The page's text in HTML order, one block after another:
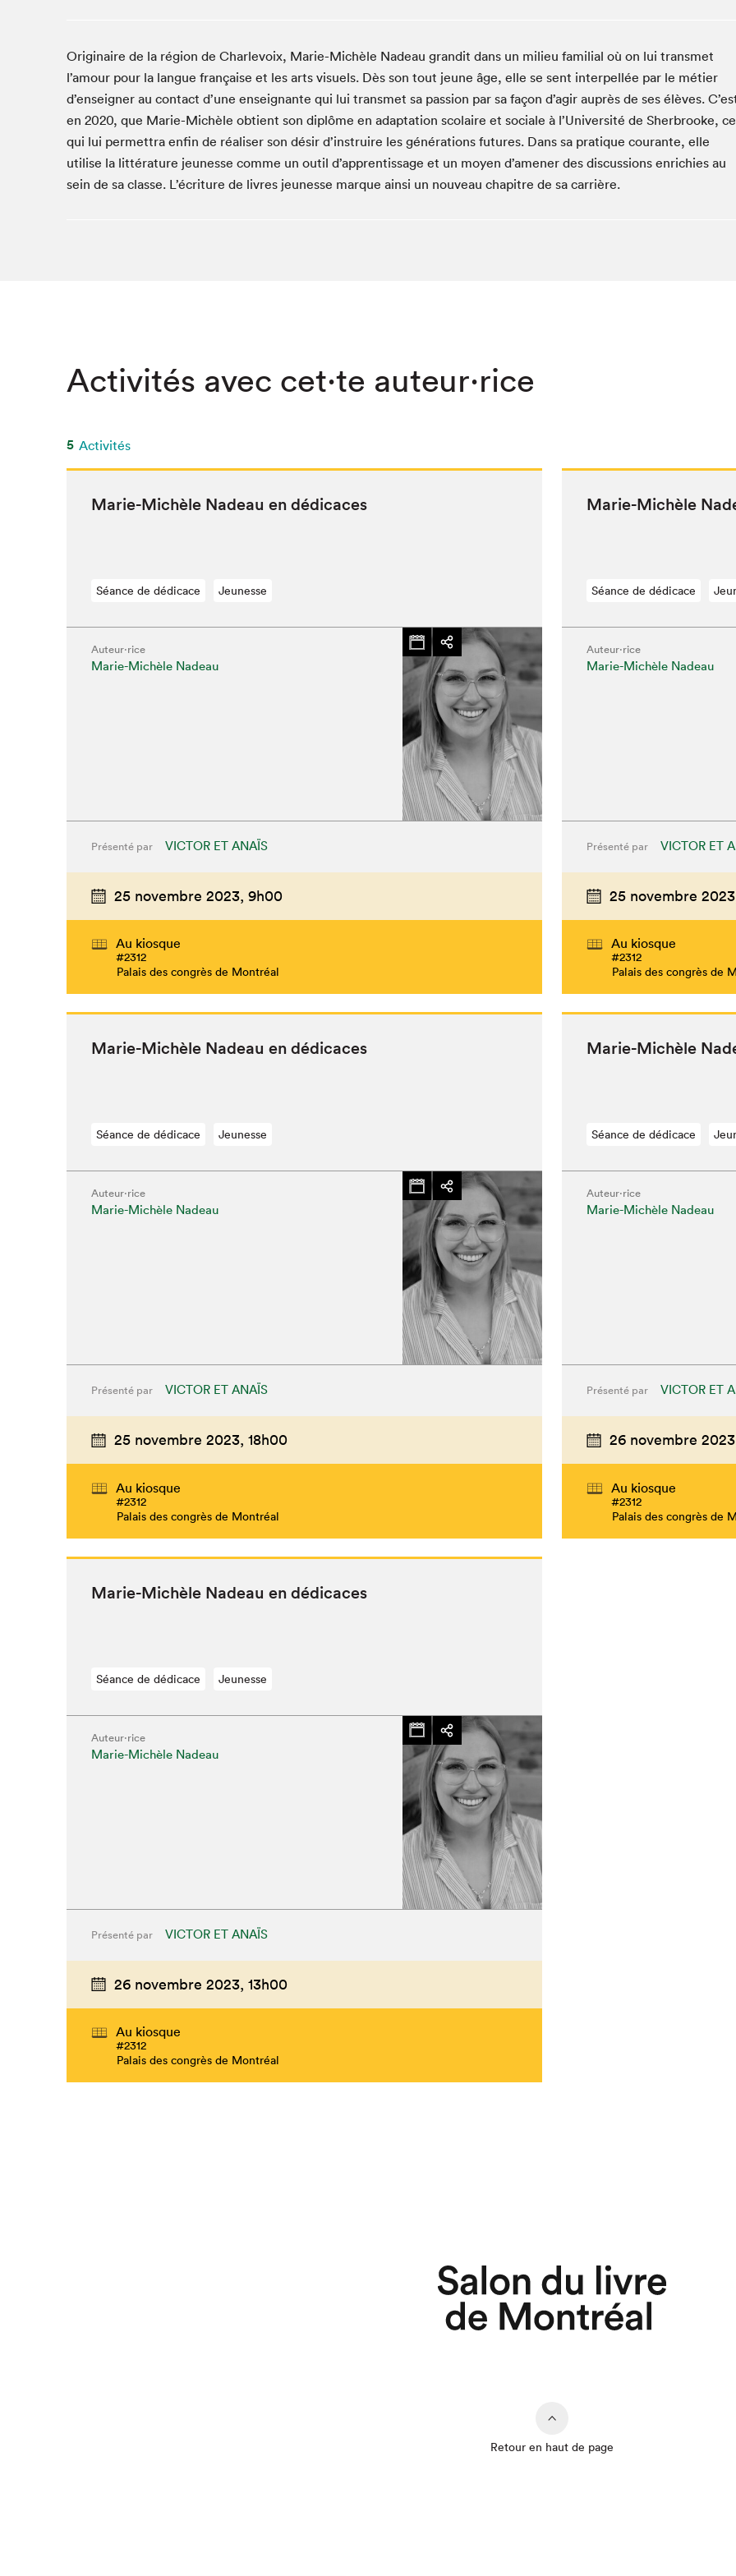
Espace jeunesse présenté par Desjardins
Espace Radio-Canada
Espace Zines
La cabane à culture
La lecture en cadeau
La Maison des libraires
Le grand jeu de lecture à voix haute du Salon du livre
de Montréal
Le Salon dans ta classe
Lettres québécoises au Salon
Liseur Public
Louisiane enracinée et branchée
Matinées scolaires Hydro-Québec
Que cherchez-vous?
Originaire de la région de Charlevoix, Marie-Michèle Nadeau grandit dans un milieu familial où on lui transmet
l’amour pour la langue française et les arts visuels. Dès son tout jeune âge, elle se sent interpellée par le métier
d’enseigner au contact d’une enseignante qui lui transmet sa passion par sa façon d’agir auprès de ses élèves.
en 2020, que Marie-Michèle obtient son diplôme en adaptation scolaire et sociale à l’Université de Sherbrooke, ce
qui lui permettra enfin de réaliser son désir d’instruire les générations futures. Dans sa pratique courante, elle
utilise la littérature jeunesse comme un outil d’apprentissage et un moyen d’amener des discussions enrichies au
sein de sa classe. L’écriture de livres jeunesse marque ainsi un nouveau chapitre de sa carrière.
Activités avec cet·te auteur·rice
5 Activités
Marie-Michèle Nadeau en dédicaces
Séance de dédicace Jeunesse
Auteur·rice
Marie-Michèle Nadeau
Présenté par VICTOR ET ANAÏS
25 novembre 2023, 9h00
Au kiosque
#2312
Palais des congrès de Montréal
Marie-Michèle
Séance de dédicace
Auteur·rice
Marie-Michèle Nadeau
Présenté par VICTOR ET
25 novembre
Au kiosque
#2312
Palais des congrès de
Marie-Michèle Nadeau en dédicaces
Séance de dédicace Jeunesse
Auteur·rice
Marie-Michèle Nadeau
Présenté par VICTOR ET ANAÏS
25 novembre 2023, 18h00
Au kiosque
#2312
Palais des congrès de Montréal
Marie-Michèle
Séance de dédicace
Auteur·rice
Marie-Michèle Nadeau
Présenté par VICTOR ET
26 novembre
Au kiosque
#2312
Palais des congrès de
Marie-Michèle Nadeau en dédicaces
Séance de dédicace Jeunesse
Auteur·rice
Marie-Michèle Nadeau
Présenté par VICTOR ET ANAÏS
26 novembre 2023, 13h00
Au kiosque
#2312
Palais des congrès de Montréal
Retour en haut de page